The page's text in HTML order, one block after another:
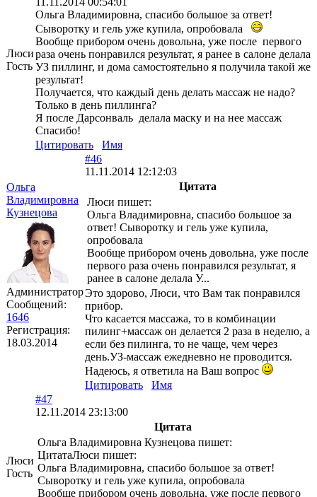
Люси
Гость
Ольга Владимировна, спасибо большое за ответ!
Сыворотку и гель уже купила, опробовала
Вообще прибором очень довольна, уже после первого
раза очень понравился результат, я ранее в салоне делала
УЗ пиллинг, и дома самостоятельно я получила такой же
результат!
Получается, что каждый день делать массаж не надо?
Только в день пиллинга?
Я после Дарсонваль делала маску и на нее массаж
Спасибо!
Цитировать
Имя
Ольга
Владимировна
Кузнецова
Администратор
Сообщений:
1646
Регистрация:
18.03.2014
#46
11.11.2014 12:12:03
Цитата
Люси пишет:
Ольга Владимировна, спасибо большое за
ответ! Сыворотку и гель уже купила,
опробовала
Вообще прибором очень довольна, уже после
первого раза очень понравился результат, я
ранее в салоне делала У...
Это здорово, Люси, что Вам так понравился
прибор.
Что касается массажа, то в комбинации
пилинг+массаж он делается 2 раза в неделю, а
если без пилинга, то не чаще, чем через
день.УЗ-массаж ежедневно не проводится.
Надеюсь, я ответила на Ваш вопрос
Цитировать
Имя
Люси
Гость
#47
12.11.2014 23:13:00
Цитата
Ольга Владимировна Кузнецова пишет:
ЦитатаЛюси пишет:
Ольга Владимировна, спасибо большое за ответ!
Сыворотку и гель уже купила, опробовала
Вообще прибором очень довольна, уже после первого